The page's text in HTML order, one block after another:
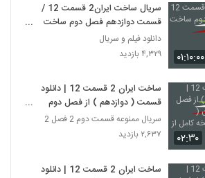
۰۱:۱۰:۰۰
سریال ساخت ایران2 قسمت 12 /
قسمت دوازدهم فصل دوم ساخت
ایران 2"
دانلود فیلم و سریال
۴,۳۲۹ بازدید
۰۲:۳۰
ساخت ایران 2 قسمت 12 | دانلود
قسمت ( دوازدهم ) از فصل دوم
(سریال) ساخت ایران ( "خرید قانونی
نسخه کامل از لینکدین" )
سریال ممنوعه قسمت دوم 2 فصل 2
۲,۶۳۷ بازدید
ساخت ایران 2 قسمت 12 | دانلود